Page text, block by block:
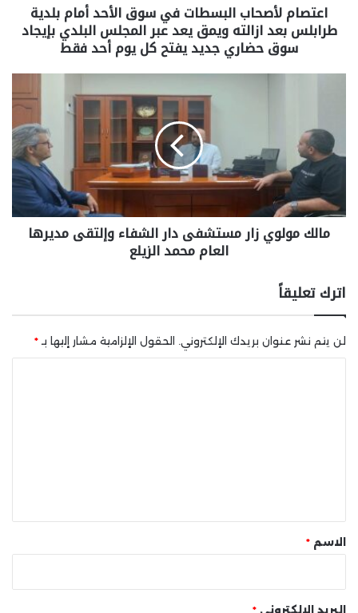
اعتصام لأصحاب البسطات في سوق الأحد أمام بلدية
طرابلس بعد ازالته ويمق يعد عبر المجلس البلدي بإيجاد
سوق حضاري جديد يفتح كل يوم أحد فقط
مالك مولوي زار مستشفى دار الشفاء وإلتقى مديرها
العام محمد الزيلع
اترك تعليقاً
لن يتم نشر عنوان بريدك الإلكتروني. الحقول الإلزامية مشار إليها بـ*
* الاسم *
البريد الإلكتروني *